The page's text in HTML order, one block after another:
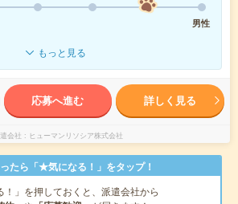
男性
もっと見る
応募へ進む 詳しく見る
会社 ヒューマンリソシア株式会社
たら「★気になる！」をタップ！
！」を押しておくと、派遣会社から